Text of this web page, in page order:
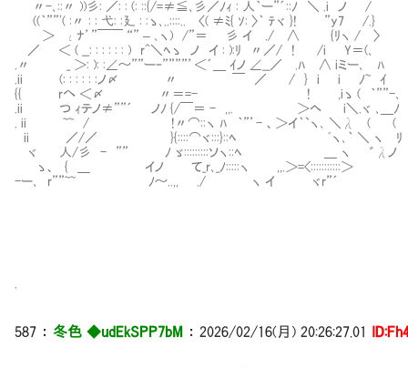
〃-､::〃 ))彡: ／: : (: ::{/=≠≦､彡／ﾉｨ :
((｀””'( :〃 : : 弋: :廴 : :ゝ､..::::.. 〈( ≠ﾐ{ ｿ:
＞ ιﾅ’”￣￣ “” – ､ヽ) /”＝ 彡 イ ./ ∧
／ ＜ ( __: : : : : : ) r^＼ﾍゝ ノ イ : ):ﾘ
.〃 _ ＞: ): :∠～””ー‐””””’＜´＿ ｲノ ∠__
.ii (: : : : : :ノ〆 〃 ￣ ／ / } i i ﾉ~
{{ rへ ＜〆 〃＝=- ! ,iゝ ( ｀””-､
.ii つ ｨテノ≠””´ ノﾉ {/￣＝ - ,,. ＞ヘ i＼.
. ii ~~ / !〃⌒::ヽ ﾊ ｀”’- 、＞イ｀`ヽ､
ii ／/／ }{::::⌒ヾ:::}::ﾍ ﾞヽ､｀ ＼
ヾ 人/彡 - ”” ﾉ ゞ:::::::::ソヽ::ﾍ ＿ ヽ
ゝ、 { ＿ イノ て_r､_ﾉ:::::ヽ ,,.＞
-ー､ r””~~ ﾉ～..,, ./ ヽ イ ヾr”´ |
587 ： 冬色 ◆udEkSPP7bM ： 2026/02/16(月) 20:26:27.01